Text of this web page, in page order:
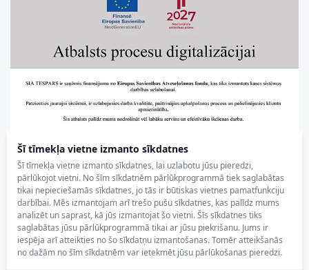
Šī tīmekļa vietne izmanto sīkdatnes
Šī tīmekļa vietne izmanto sīkdatnes, lai uzlabotu jūsu pieredzi,
pārlūkojot vietni. No šīm sīkdatnēm pārlūkprogrammā tiek saglabātas
tikai nepieciešamās sīkdatnes, jo tās ir būtiskas vietnes pamatfunkciju
darbībai. Mēs izmantojam arī trešo pušu sīkdatnes, kas palīdz mums
analizēt un saprast, kā jūs izmantojat šo vietni. Šīs sīkdatnes tiks
saglabātas jūsu pārlūkprogrammā tikai ar jūsu piekrišanu. Jums ir
iespēja arī atteikties no šo sīkdatņu izmantošanas. Tomēr atteikšanās
no dažām no šīm sīkdatnēm var ietekmēt jūsu pārlūkošanas pieredzi.